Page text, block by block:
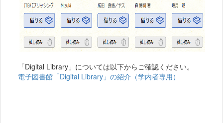
「Digital Library」については以下からご確認ください。
電子図書館「Digital Library」の紹介（学内者専用）